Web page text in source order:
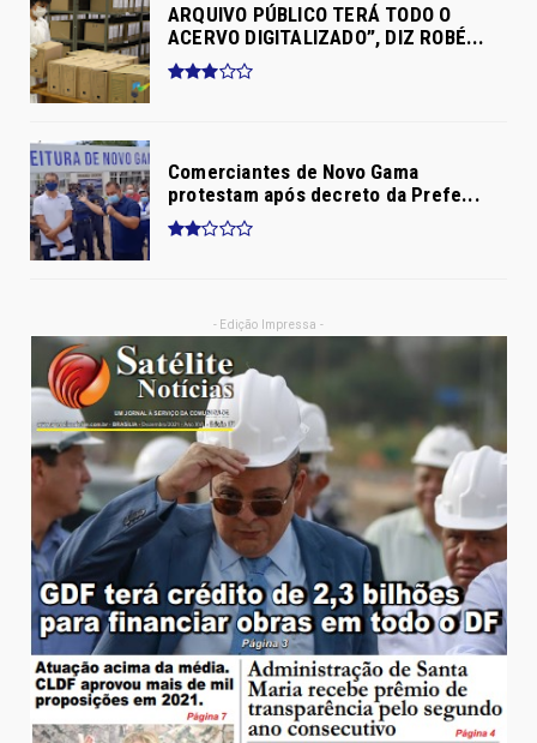
ARQUIVO PÚBLICO TERÁ TODO O
ACERVO DIGITALIZADO”, DIZ ROBÉ...
Comerciantes de Novo Gama
protestam após decreto da Prefe...
- Edição Impressa -